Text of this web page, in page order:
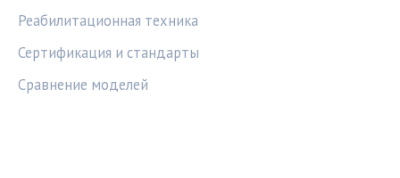
Реабилитационная техника
Сертификация и стандарты
Сравнение моделей